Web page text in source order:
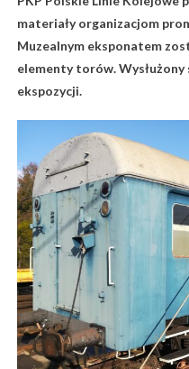
materiały organizacjom
Muzealnym eksponatem
elementy torów.
ekspozycji.